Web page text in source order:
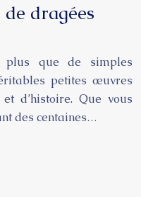
dragées
plus que de simples
petites œuvres
d’histoire. Que vous
des centaines…